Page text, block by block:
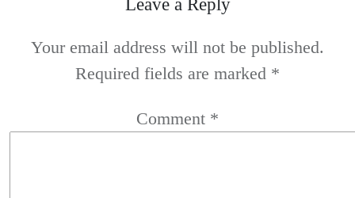
Your email address will not be published.
Required fields are marked *
Comment *